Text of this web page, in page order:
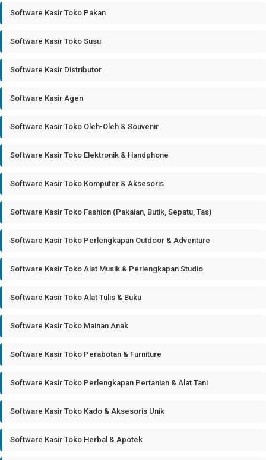
Software Kasir Toko Pakan
Software Kasir Toko Susu
Software Kasir Distributor
Software Kasir Agen
Software Kasir Toko Oleh-Oleh & Souvenir
Software Kasir Toko Elektronik & Handphone
Software Kasir Toko Komputer & Aksesoris
Software Kasir Toko Fashion (Pakaian, Butik, Sepatu, Tas)
Software Kasir Toko Perlengkapan Outdoor & Adventure
Software Kasir Toko Alat Musik & Perlengkapan Studio
Software Kasir Toko Alat Tulis & Buku
Software Kasir Toko Mainan Anak
Software Kasir Toko Perabotan & Furniture
Software Kasir Toko Perlengkapan Pertanian & Alat Tani
Software Kasir Toko Kado & Aksesoris Unik
Software Kasir Toko Herbal & Apotek